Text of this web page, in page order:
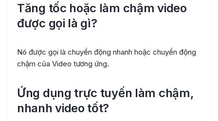
Tăng tốc hoặc làm chậm video
được gọi là gì?
Nó được gọi là chuyển động nhanh hoặc chuyển động
chậm của Video tương ứng.
Ứng dụng trực tuyến làm chậm,
nhanh video tốt?